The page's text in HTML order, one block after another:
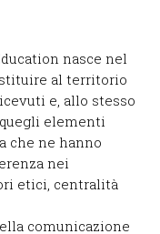
nasce nel
al territorio
e, allo stesso
elementi
che ne hanno
nei
etici, centralità
comunicazione